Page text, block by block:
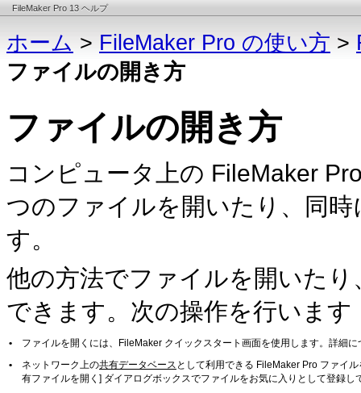
FileMaker Pro 13 ヘルプ
ホーム > FileMaker Pro の使い方 >
ファイルの開き方
ファイルの開き方
コンピュータ上の FileMaker
つのファイルを開いたり、同
す。
他の方法でファイルを開いた
できます。次の操作を行います
•
ファイルを開くには、FileMaker クイックスタート画面を使用します。詳細に
•
ネットワーク上の共有データベース として利用できる FileMaker Pro ファイ
有ファイルを開く] ダイアログボックスでファイルをお気に入りとして登録